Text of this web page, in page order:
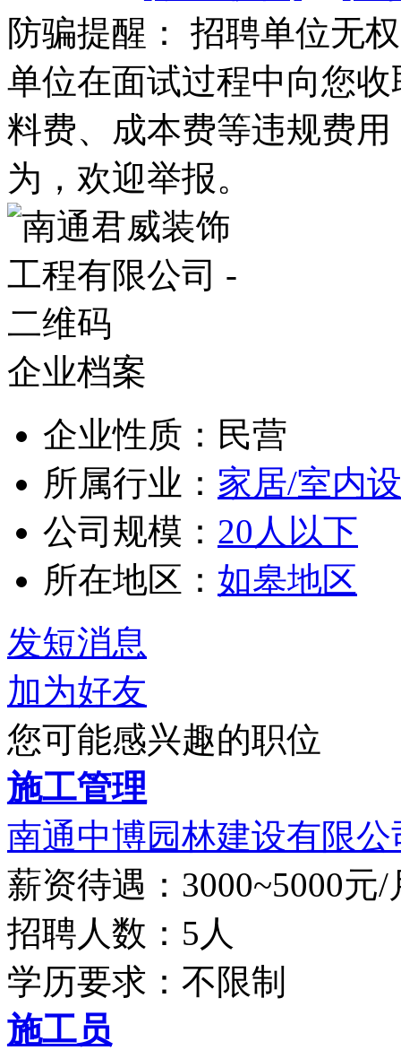
防骗提醒： 招聘单位无
单位在面试过程中向您
料费、成本费等违规费
为，欢迎举报。
企业档案
企业性质：民营
所属行业： 家居/室内
公司规模： 20人以下
所在地区： 如皋地区
发短消息
加为好友
您可能感兴趣的职位
施工管理
南通中博园林建设有限公
薪资待遇：3000~5000元/
招聘人数：5人
学历要求：不限制
施工员